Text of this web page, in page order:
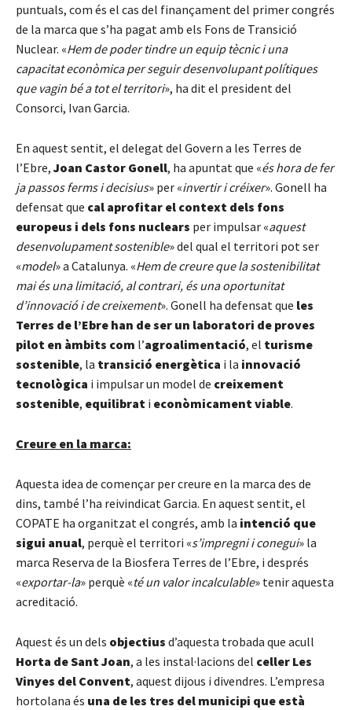
puntuals, com és el cas del finançament del primer congrés
de la marca que s’ha pagat amb els Fons de Transició
Nuclear. «Hem de poder tindre un equip tècnic i una
capacitat econòmica per seguir desenvolupant polítiques
que vagin bé a tot el territori», ha dit el president del
Consorci, Ivan Garcia.
En aquest sentit, el delegat del Govern a les Terres de
l’Ebre, Joan Castor Gonell, ha apuntat que «és hora de fer
ja passos ferms i decisius» per «invertir i créixer». Gonell ha
defensat que cal aprofitar el context dels fons
europeus i dels fons nuclears per impulsar «aquest
desenvolupament sostenible» del qual el territori pot ser
«model» a Catalunya. «Hem de creure que la sostenibilitat
mai és una limitació, al contrari, és una oportunitat
d’innovació i de creixement». Gonell ha defensat que les
Terres de l’Ebre han de ser un laboratori de proves
pilot en àmbits com l’agroalimentació, el turisme
sostenible, la transició energètica i la innovació
tecnològica i impulsar un model de creixement
sostenible, equilibrat i econòmicament viable.
Creure en la marca:
Aquesta idea de començar per creure en la marca des de
dins, també l’ha reivindicat Garcia. En aquest sentit, el
COPATE ha organitzat el congrés, amb la intenció que
sigui anual, perquè el territori «s’impregni i conegui» la
marca Reserva de la Biosfera Terres de l’Ebre, i després
«exportar-la» perquè «té un valor incalculable» tenir aquesta
acreditació.
Aquest és un dels objectius d’aquesta trobada que acull
Horta de Sant Joan, a les instal·lacions del celler Les
Vinyes del Convent, aquest dijous i divendres. L’empresa
hortolana és una de les tres del municipi que està